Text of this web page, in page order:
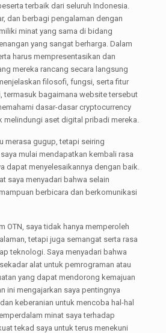
terbaik dari seluruh Indonesia.
dan berbagi pengalaman dengan
minat yang sama di bidang
yang sangat berharga. Dalam
harus mempresentasikan dan
mereka rancang secara langsung
filosofi, fungsi, serta fitur
termasuk bagaimana website tersebut
dasar-dasar cryptocurrency
melindungi aset digital pribadi mereka.
merasa gugup, tetapi seiring
mulai mendapatkan kembali rasa
dapat menyelesaikannya dengan baik.
saya menyadari bahwa selain
berbicara dan berkomunikasi
OTN, saya tidak hanya memperoleh
tetapi juga semangat serta rasa
teknologi. Saya menyadari bahwa
alat untuk pemrograman atau
yang dapat mendorong kemajuan
ini mengajarkan saya pentingnya
keberanian untuk mencoba hal-hal
minat saya terhadap
tekad saya untuk terus menekuni